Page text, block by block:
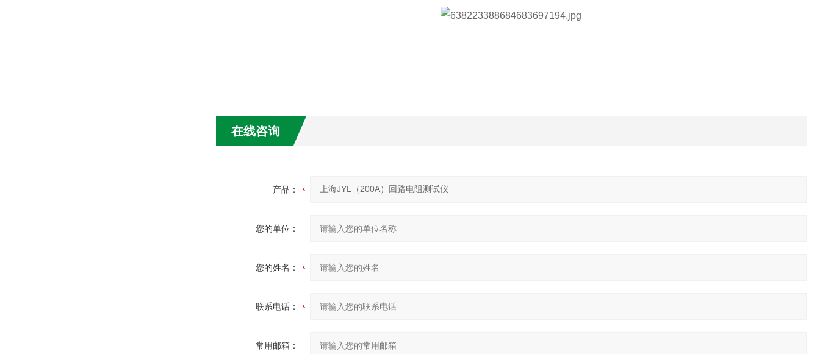
在线咨询
产品：
您的单位：
您的姓名：
联系电话：
常用邮箱：